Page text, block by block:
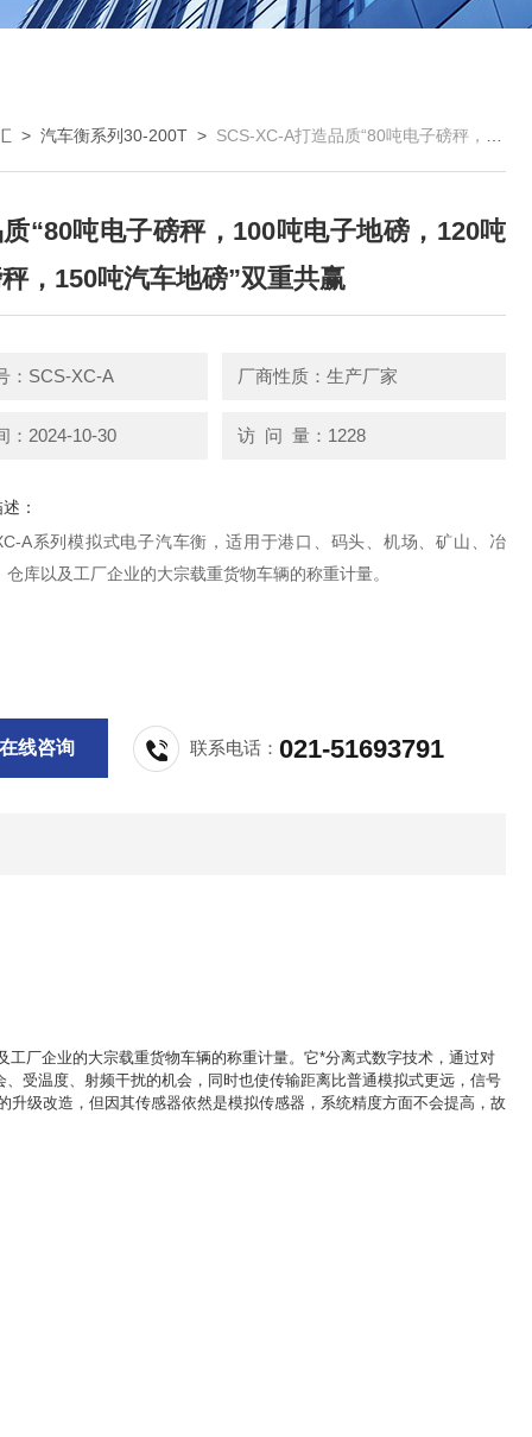
>汽车衡系列30-200T > SCS-XC-A打造品质“80吨电子磅秤，100吨电子地磅，120吨汽车磅秤，150吨汽车地磅”双重共赢
“80吨电子磅秤，100吨电子地磅，120吨
，150吨汽车地磅”双重共赢
：SCS-XC-A 厂商性质：生产厂家
：2024-10-30 访 问 量：1228
：
A系列模拟式电子汽车衡，适用于港口、码头、机场、矿山、冶
仓库以及工厂企业的大宗载重货物车辆的称重计量。
线咨询 联系电话：021-51693791
企业的大宗载重货物车辆的称重计量。它*分离式数字技术，通过对
受温度、射频干扰的机会，同时也使传输距离比普通模拟式更远，信号
级改造，但因其传感器依然是模拟传感器，系统精度方面不会提高，故